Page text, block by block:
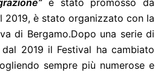
è stato promosso da
2019, è stato organizzato con la
di Bergamo.Dopo una serie di
2019 il Festival ha cambiato
sempre più numerose e